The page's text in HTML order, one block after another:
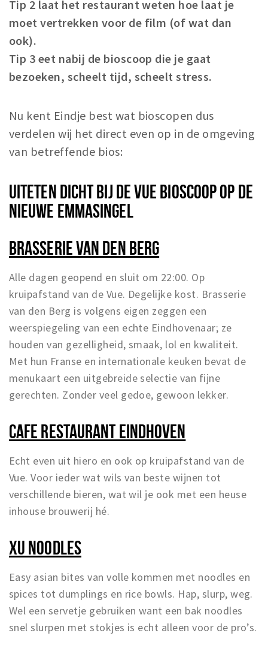
Tip 2 laat het restaurant weten hoe laat je
moet vertrekken voor de film (of wat dan
ook).
Tip 3 eet nabij de bioscoop die je gaat
bezoeken, scheelt tijd, scheelt stress.
Nu kent Eindje best wat bioscopen dus
verdelen wij het direct even op in de omgeving
van betreffende bios:
UITETEN DICHT BIJ DE VUE BIOSCOOP OP DE
NIEUWE EMMASINGEL
BRASSERIE VAN DEN BERG
Alle dagen geopend en sluit om 22:00. Op
kruipafstand van de Vue. Degelijke kost. Brasserie
van den Berg is volgens eigen zeggen een
weerspiegeling van een echte Eindhovenaar; ze
houden van gezelligheid, smaak, lol en kwaliteit.
Met hun Franse en internationale keuken bevat de
menukaart een uitgebreide selectie van fijne
gerechten. Zonder veel gedoe, gewoon lekker.
CAFE RESTAURANT EINDHOVEN
Echt even uit hiero en ook op kruipafstand van de
Vue. Voor ieder wat wils van beste wijnen tot
verschillende bieren, wat wil je ook met een heuse
inhouse brouwerij hé.
XU NOODLES
Easy asian bites van volle kommen met noodles en
spices tot dumplings en rice bowls. Hap, slurp, weg.
Wel een servetje gebruiken want een bak noodles
snel slurpen met stokjes is echt alleen voor de pro’s.